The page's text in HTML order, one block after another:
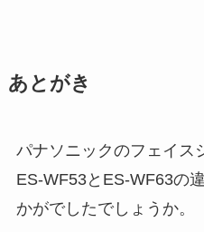
あとがき
パナソニックのフェイス
ES-WF53とES-WF63の
かがでしたでしょうか。